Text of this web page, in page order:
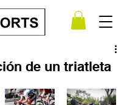
de un triatleta